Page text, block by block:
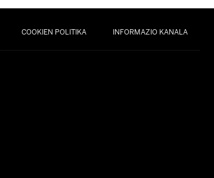
COOKIEN POLITIKA INFORMAZIO KANALA